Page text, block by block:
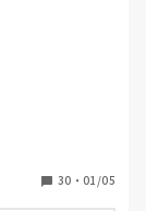
30 ・ 01/05